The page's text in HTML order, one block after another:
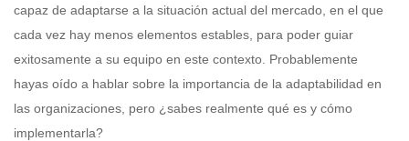
capaz de adaptarse a la situación actual del mercado, en el que
cada vez hay menos elementos estables, para poder guiar
exitosamente a su equipo en este contexto. Probablemente
hayas oído a hablar sobre la importancia de la adaptabilidad en
las organizaciones, pero ¿sabes realmente qué es y cómo
implementarla?